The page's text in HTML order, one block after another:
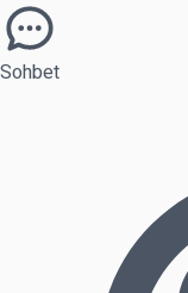
Sohbet